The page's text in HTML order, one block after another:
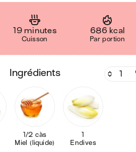
19 minutes
Cuisson
686 kcal
Par portion
ingrédients
1/2 càs
Miel (liquide)
1
Endives